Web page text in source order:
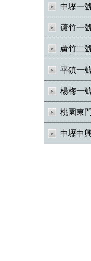
中壢一
蘆竹一
蘆竹二
平鎮一
楊梅一
桃園東
中壢中